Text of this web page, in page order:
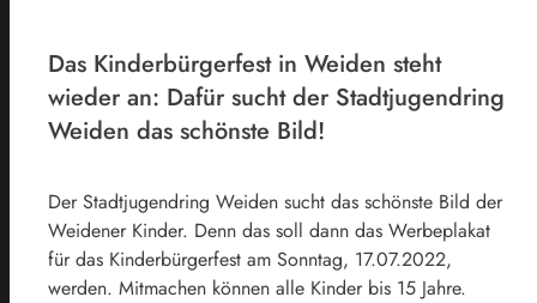
Das Kinderbürgerfest in Weiden steht
wieder an: Dafür sucht der Stadtjugendring
Weiden das schönste Bild!
Der Stadtjugendring Weiden sucht das schönste Bild der
Weidener Kinder. Denn das soll dann das Werbeplakat
für das Kinderbürgerfest am Sonntag, 17.07.2022,
werden. Mitmachen können alle Kinder bis 15 Jahre.